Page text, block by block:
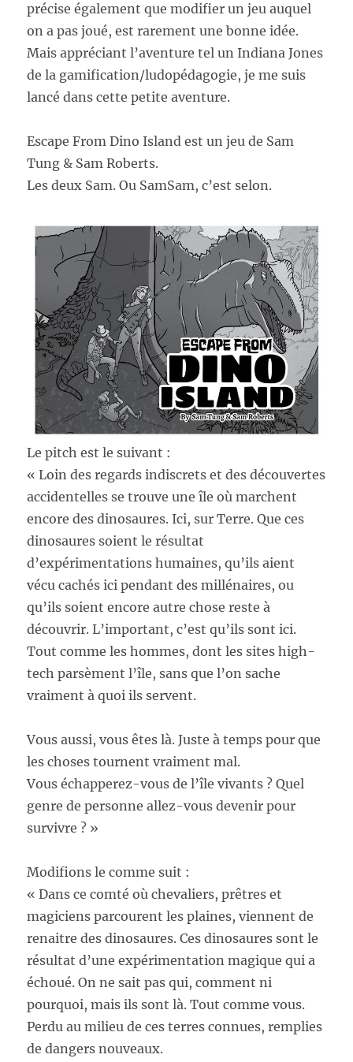
précise également que modifier un jeu auquel
on a pas joué, est rarement une bonne idée.
Mais appréciant l’aventure tel un Indiana Jones
de la gamification/ludopédagogie, je me suis
lancé dans cette petite aventure.
Escape From Dino Island est un jeu de Sam
Tung & Sam Roberts.
Les deux Sam. Ou SamSam, c’est selon.
Le pitch est le suivant :
« Loin des regards indiscrets et des découvertes
accidentelles se trouve une île où marchent
encore des dinosaures. Ici, sur Terre. Que ces
dinosaures soient le résultat
d’expérimentations humaines, qu’ils aient
vécu cachés ici pendant des millénaires, ou
qu’ils soient encore autre chose reste à
découvrir. L’important, c’est qu’ils sont ici.
Tout comme les hommes, dont les sites high-
tech parsèment l’île, sans que l’on sache
vraiment à quoi ils servent.
Vous aussi, vous êtes là. Juste à temps pour que
les choses tournent vraiment mal.
Vous échapperez-vous de l’île vivants ? Quel
genre de personne allez-vous devenir pour
survivre ? »
Modifions le comme suit :
« Dans ce comté où chevaliers, prêtres et
magiciens parcourent les plaines, viennent de
renaitre des dinosaures. Ces dinosaures sont le
résultat d’une expérimentation magique qui a
échoué. On ne sait pas qui, comment ni
pourquoi, mais ils sont là. Tout comme vous.
Perdu au milieu de ces terres connues, remplies
de dangers nouveaux.